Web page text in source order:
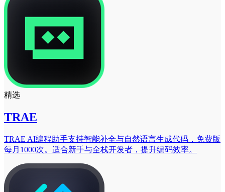
精选
TRAE
TRAE AI编程助手支持智能补全与自然语言生成代码，免费版
每月1000次。适合新手与全栈开发者，提升编码效率。